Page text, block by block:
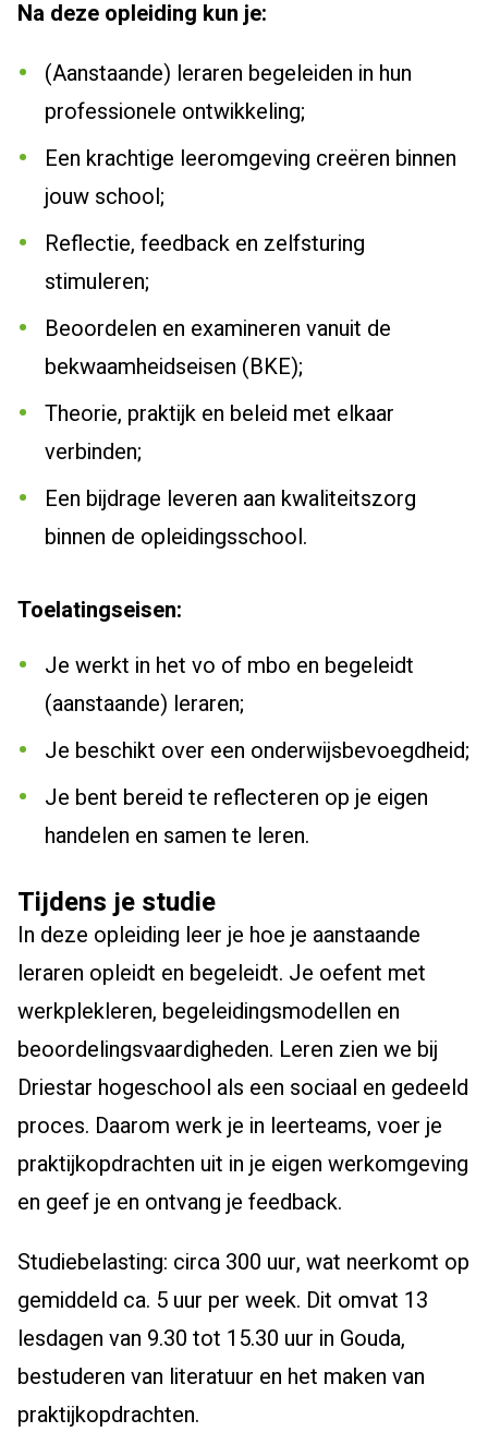
Na deze opleiding kun je:
(Aanstaande) leraren begeleiden in hun
professionele ontwikkeling;
Een krachtige leeromgeving creëren binnen
jouw school;
Reflectie, feedback en zelfsturing
stimuleren;
Beoordelen en examineren vanuit de
bekwaamheidseisen (BKE);
Theorie, praktijk en beleid met elkaar
verbinden;
Een bijdrage leveren aan kwaliteitszorg
binnen de opleidingsschool.
Toelatingseisen:
Je werkt in het vo of mbo en begeleidt
(aanstaande) leraren;
Je beschikt over een onderwijsbevoegdheid;
Je bent bereid te reflecteren op je eigen
handelen en samen te leren.
Tijdens je studie
In deze opleiding leer je hoe je aanstaande
leraren opleidt en begeleidt. Je oefent met
werkplekleren, begeleidingsmodellen en
beoordelingsvaardigheden. Leren zien we bij
Driestar hogeschool als een sociaal en gedeeld
proces. Daarom werk je in leerteams, voer je
praktijkopdrachten uit in je eigen werkomgeving
en geef je en ontvang je feedback.
Studiebelasting: circa 300 uur, wat neerkomt op
gemiddeld ca. 5 uur per week. Dit omvat 13
lesdagen van 9.30 tot 15.30 uur in Gouda,
bestuderen van literatuur en het maken van
praktijkopdrachten.